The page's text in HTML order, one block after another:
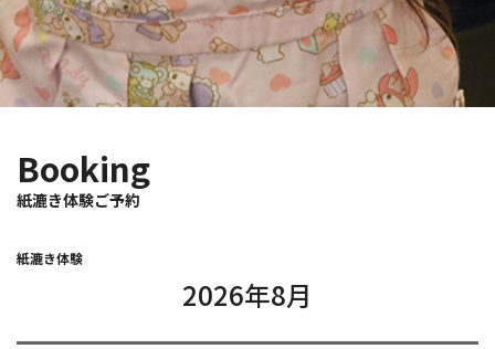
Booking
紙漉き体験ご予約
紙漉き体験
2026年8月